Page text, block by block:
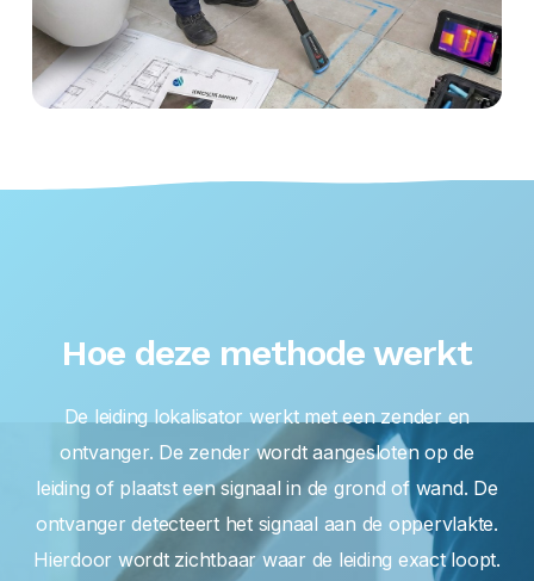
Hoe deze methode werkt
De leiding lokalisator werkt met een zender en
ontvanger. De zender wordt aangesloten op de
leiding of plaatst een signaal in de grond of wand. De
ontvanger detecteert het signaal aan de oppervlakte.
Hierdoor wordt zichtbaar waar de leiding exact loopt.